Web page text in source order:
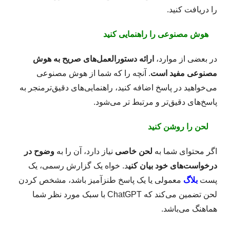
را دریافت کنید.
هوش مصنوعی را راهنمایی کنید
در بعضی از موارد، ارائه دستورالعمل‌های صریح به هوش
مصنوعی مفید است. آنچه را که شما از هوش مصنوعی
می‌خواهید در پاسخ اضافه کنید، راهنمایی‌های دقیق‌ترمنجر به
پاسخ‌های دقیق‌تر و مرتبط تر می‌شود.
لحن را روشن کنید
اگر محتوای شما به لحن خاصی نیاز دارد، آن را به وضوح در
درخواست‌های خود بیان کنید. خواه یک گزارش رسمی، یک
پست بلاگ معمولی یا یک پاسخ طنزآمیز باشد، مشخص کردن
لحن تضمین می‌کند که ChatGPT با سبک مورد نظر شما
هماهنگ می‌باشد.